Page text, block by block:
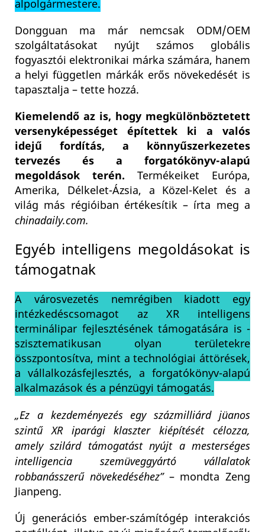
alpolgármestere.
Dongguan ma már nemcsak ODM/OEM
szolgáltatásokat nyújt számos globális
fogyasztói elektronikai márka számára, hanem
a helyi független márkák erős növekedését is
tapasztalja – tette hozzá.
Kiemelendő az is, hogy megkülönböztetett
versenyképességet építettek ki a valós
idejű fordítás, a könnyűszerkezetes
tervezés és a forgatókönyv-alapú
megoldások terén. Termékeiket Európa,
Amerika, Délkelet-Ázsia, a Közel-Kelet és a
világ más régióiban értékesítik – írta meg a
chinadaily.com.
Egyéb intelligens megoldásokat is
támogatnak
A városvezetés nemrégiben kiadott egy
intézkedéscsomagot az XR intelligens
terminálipar fejlesztésének támogatására is -
szisztematikusan olyan területekre
összpontosítva, mint a technológiai áttörések,
a vállalkozásfejlesztés, a forgatókönyv-alapú
alkalmazások és a pénzügyi támogatás.
„Ez a kezdeményezés egy százmilliárd jüanos
szintű XR iparági klaszter kiépítését célozza,
amely szilárd támogatást nyújt a mesterséges
intelligencia szemüveggyártó vállalatok
robbanásszerű növekedéséhez”– mondta Zeng
Jianpeng.
Új generációs ember-számítógép interakciós